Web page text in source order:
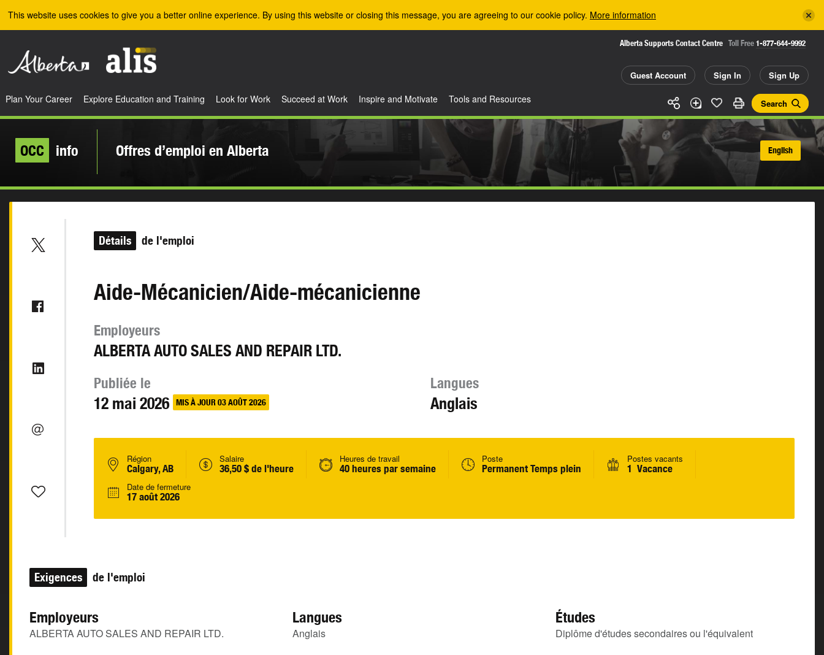
This website uses cookies to give you a better online experience. By using this website or closing this message, you are agreeing to our cookie policy. More information
Alberta Supports Contact Centre Toll Free 1-877-644-9992
Guest Account Sign In Sign Up
Search
Plan Your Career Explore Education and Training Look for Work Succeed at Work Inspire and Motivate Tools and Resources
OCC info Offres d’emploi en Alberta English
Détails de l'emploi
Aide-Mécanicien/Aide-mécanicienne
Employeurs
ALBERTA AUTO SALES AND REPAIR LTD.
Publiée le
12 mai 2026 MIS À JOUR 03 AOÛT 2026
Langues
Anglais
Région
Calgary, AB
Salaire
36,50 $ de l'heure
Heures de travail
40 heures par semaine
Poste
Permanent Temps plein
Postes vacants
1 Vacance
Date de fermeture
17 août 2026
Exigences de l'emploi
Employeurs
ALBERTA AUTO SALES AND REPAIR LTD.
Langues
Anglais
Études
Diplôme d'études secondaires ou l'équivalent